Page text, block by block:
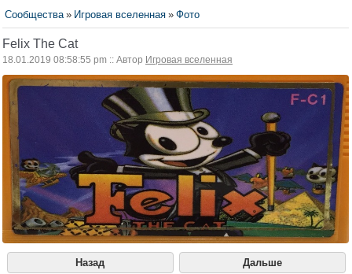
Сообщества » Игровая вселенная » Фото
Felix The Cat
18.01.2019 08:58:55 pm :: Автор Игровая вселенная
Назад Дальше